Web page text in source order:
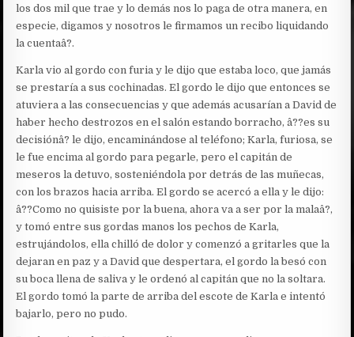
los dos mil que trae y lo demás nos lo paga de otra manera, en
especie, digamos y nosotros le firmamos un recibo liquidando
la cuentaâ?.
Karla vio al gordo con furia y le dijo que estaba loco, que jamás
se prestaría a sus cochinadas. El gordo le dijo que entonces se
atuviera a las consecuencias y que además acusarían a David de
haber hecho destrozos en el salón estando borracho, â??es su
decisiónâ? le dijo, encaminándose al teléfono; Karla, furiosa, se
le fue encima al gordo para pegarle, pero el capitán de
meseros la detuvo, sosteniéndola por detrás de las muñecas,
con los brazos hacia arriba. El gordo se acercó a ella y le dijo:
â??Como no quisiste por la buena, ahora va a ser por la malaâ?,
y tomó entre sus gordas manos los pechos de Karla,
estrujándolos, ella chilló de dolor y comenzó a gritarles que la
dejaran en paz y a David que despertara, el gordo la besó con
su boca llena de saliva y le ordenó al capitán que no la soltara.
El gordo tomó la parte de arriba del escote de Karla e intentó
bajarlo, pero no pudo.